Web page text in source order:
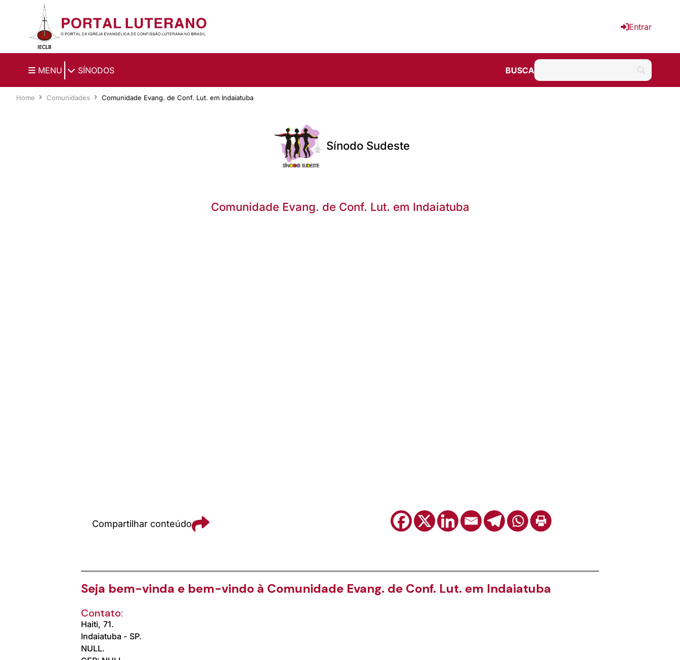
Ir para o conteúdo principal
Entrar
MENU SÍNODOS BUSCA
Home Comunidades Comunidade Evang. de Conf. Lut. em Indaiatuba
Sínodo Sudeste
Comunidade Evang. de Conf. Lut. em Indaiatuba
Compartilhar conteúdo
Seja bem-vinda e bem-vindo à Comunidade Evang. de Conf. Lut. em Indaiatuba
Contato:
Haiti, 71.
Indaiatuba - SP.
NULL.